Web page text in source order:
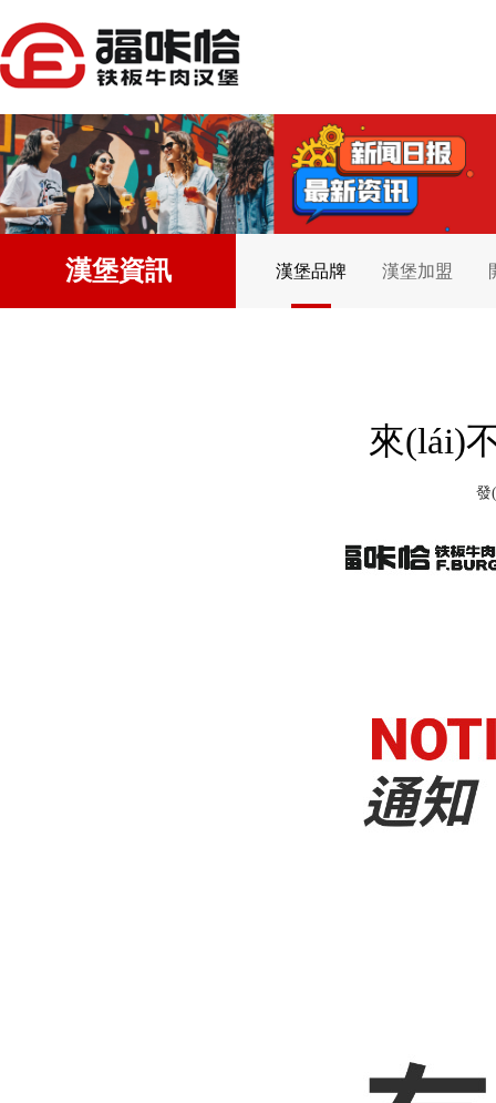
漢堡資訊 漢堡品牌 漢堡加盟
來(lái)不
發